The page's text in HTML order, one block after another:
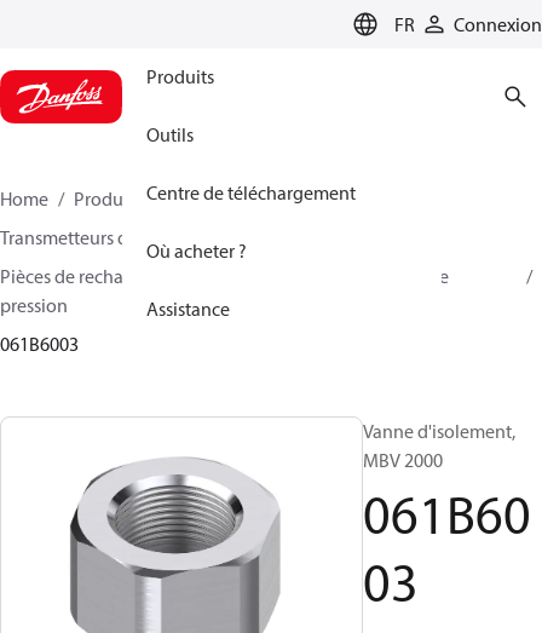
FR Connexion
Produits
Outils
Centre de téléchargement
Où acheter ?
Assistance
Home Produits
Sensing solutions
Transmetteurs de pression et accessoires
Pièces de rechange et accessoires pour transmetteurs de
pression
061B6003
Vanne d'isolement,
MBV 2000
061B60
03